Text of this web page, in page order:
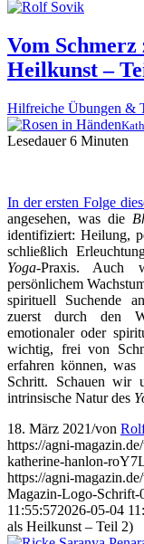
Vom
Heilkunst –
Hilfreiche Übungen &
Lesedauer 6 Minuten
In der ersten Folge
angesehen, was die
identifiziert: Heilung,
schließlich
Yoga-Praxis. Auch
persönlichem
spirituell Suchende
zuerst durch den
emotionaler oder
wichtig, frei von
erfahren können, was
Schritt. Schauen wir
intrinsische Natur des
18. März 2021/von
https://agni-
katherine-hanlon-
https://agni-
Magazin-Logo-Schrift-
11:55:572026-05-04
als Heilkunst – Teil 2)